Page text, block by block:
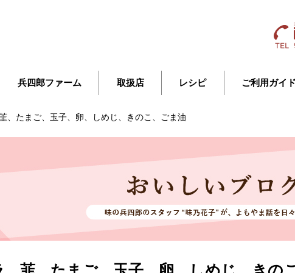
兵四郎ファーム 取扱店 レシピ ご利用ガイド
、たまご、玉子、卵、しめじ、きのこ、ごま油